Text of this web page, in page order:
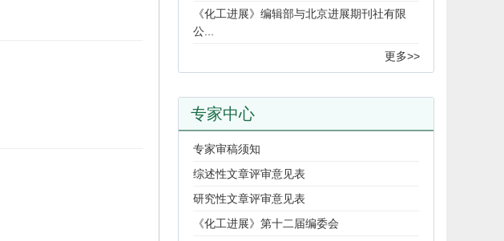
《化工进展》编辑部与北京进展期刊社有限
公...
更多>>
专家中心
专家审稿须知
综述性文章评审意见表
研究性文章评审意见表
《化工进展》第十二届编委会